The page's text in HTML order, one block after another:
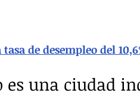
de desempleo del
es una ciudad